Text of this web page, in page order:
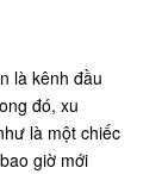
là kênh đầu
đó, xu
là một chiếc
giờ mới